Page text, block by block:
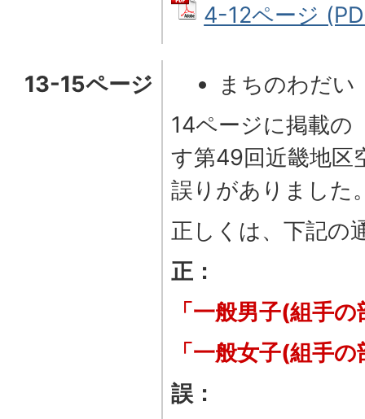
4-12ページ
13-15ページ
まちのわだい
14ページに掲載の
す第49回近畿地区
誤りがありました
正しくは、下記の
正：
「一般男子(組手
「一般女子(組手
誤：